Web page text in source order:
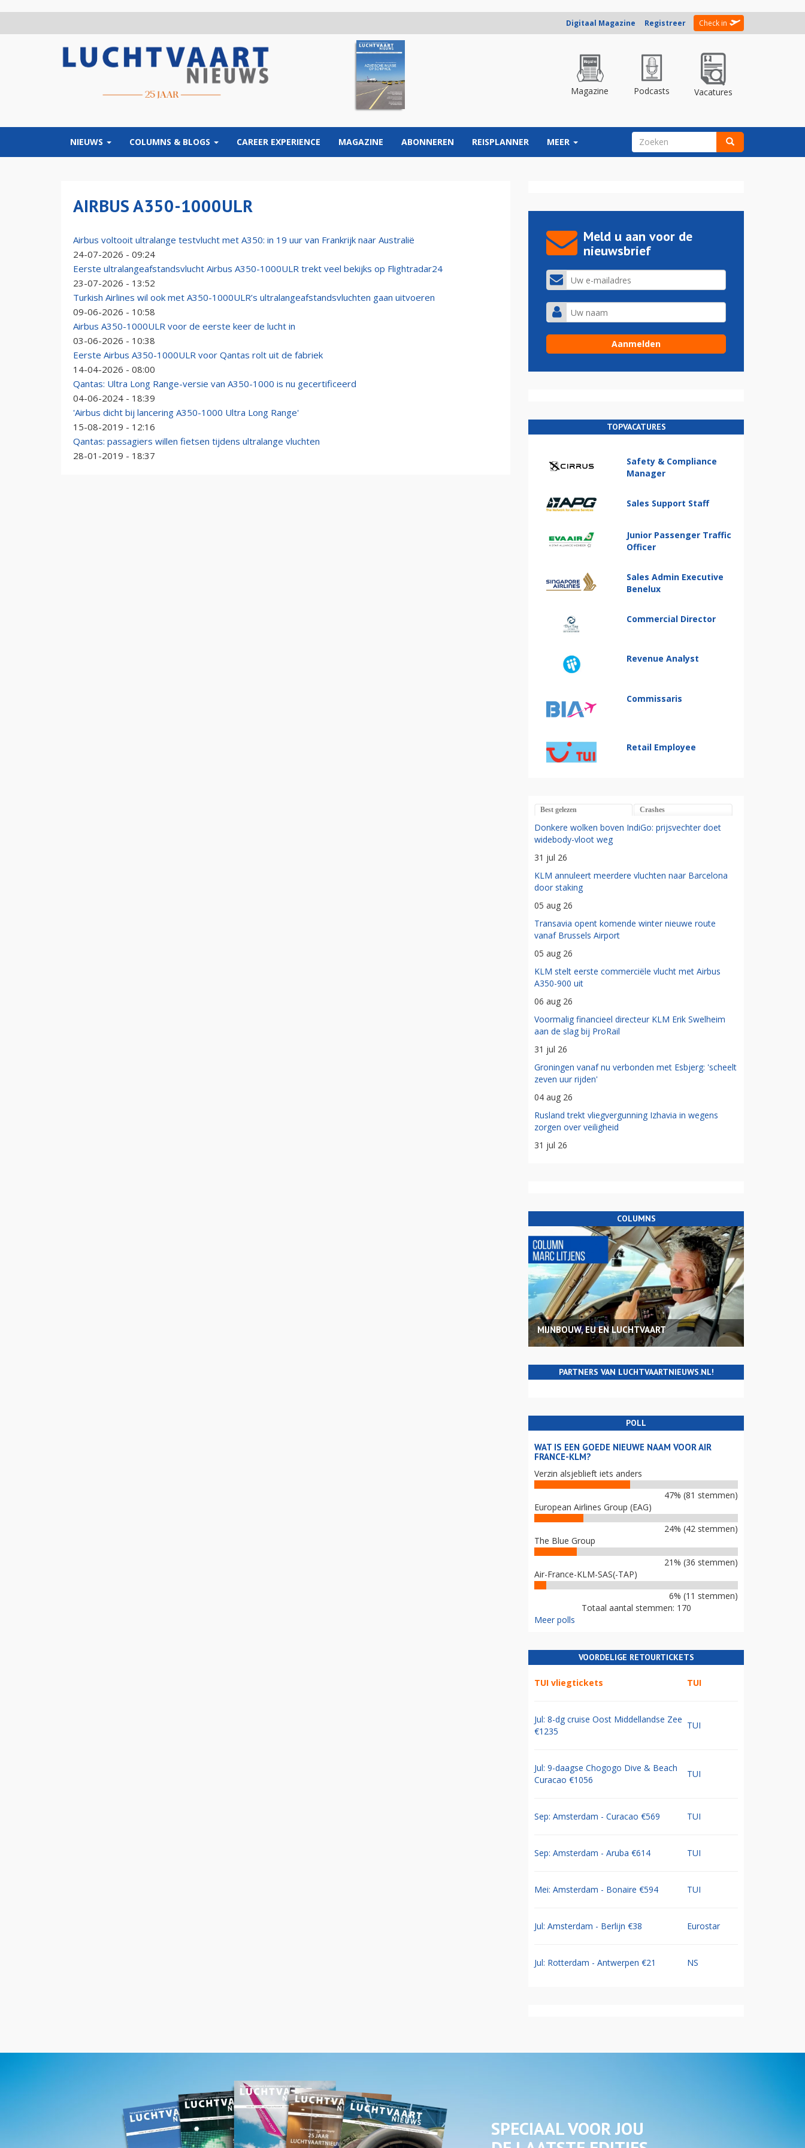
Digitaal Magazine Registreer Check in
Magazine Podcasts Vacatures
NIEUWS COLUMNS & BLOGS CAREER EXPERIENCE MAGAZINE ABONNEREN REISPLANNER MEER ZOEKVELD
AIRBUS A350-1000ULR
Airbus voltooit ultralange testvlucht met A350: in 19 uur van Frankrijk naar Australië
24-07-2026 - 09:24
Eerste ultralangeafstandsvlucht Airbus A350-1000ULR trekt veel bekijks op Flightradar24
23-07-2026 - 13:52
Turkish Airlines wil ook met A350-1000ULR’s ultralangeafstandsvluchten gaan uitvoeren
09-06-2026 - 10:58
Airbus A350-1000ULR voor de eerste keer de lucht in
03-06-2026 - 10:38
Eerste Airbus A350-1000ULR voor Qantas rolt uit de fabriek
14-04-2026 - 08:00
Qantas: Ultra Long Range-versie van A350-1000 is nu gecertificeerd
04-06-2024 - 18:39
'Airbus dicht bij lancering A350-1000 Ultra Long Range'
15-08-2019 - 12:16
Qantas: passagiers willen fietsen tijdens ultralange vluchten
28-01-2019 - 18:37
Meld u aan voor de
nieuwsbrief
TOPVACATURES
Safety & Compliance
Manager
Sales Support Staff
Junior Passenger Traffic
Officer
Sales Admin Executive
Benelux
Commercial Director
Revenue Analyst
Commissaris
Retail Employee
Best gelezen Crashes
Donkere wolken boven IndiGo: prijsvechter doet
widebody-vloot weg
31 jul 26
KLM annuleert meerdere vluchten naar Barcelona
door staking
05 aug 26
Transavia opent komende winter nieuwe route
vanaf Brussels Airport
05 aug 26
KLM stelt eerste commerciële vlucht met Airbus
A350-900 uit
06 aug 26
Voormalig financieel directeur KLM Erik Swelheim
aan de slag bij ProRail
31 jul 26
Groningen vanaf nu verbonden met Esbjerg: 'scheelt
zeven uur rijden'
04 aug 26
Rusland trekt vliegvergunning Izhavia in wegens
zorgen over veiligheid
31 jul 26
COLUMNS
MIJNBOUW, EU EN LUCHTVAART
PARTNERS VAN LUCHTVAARTNIEUWS.NL!
POLL
WAT IS EEN GOEDE NIEUWE NAAM VOOR AIR
FRANCE-KLM?
Verzin alsjeblieft iets anders
47% (81 stemmen)
European Airlines Group (EAG)
24% (42 stemmen)
The Blue Group
21% (36 stemmen)
Air-France-KLM-SAS(-TAP)
6% (11 stemmen)
Totaal aantal stemmen: 170
Meer polls
VOORDELIGE RETOURTICKETS
TUI vliegtickets TUI
Jul: 8-dg cruise Oost Middellandse Zee
€1235
TUI
Jul: 9-daagse Chogogo Dive & Beach
Curacao €1056
TUI
Sep: Amsterdam - Curacao €569 TUI
Sep: Amsterdam - Aruba €614 TUI
Mei: Amsterdam - Bonaire €594 TUI
Jul: Amsterdam - Berlijn €38 Eurostar
Jul: Rotterdam - Antwerpen €21 NS
SPECIAAL VOOR JOU